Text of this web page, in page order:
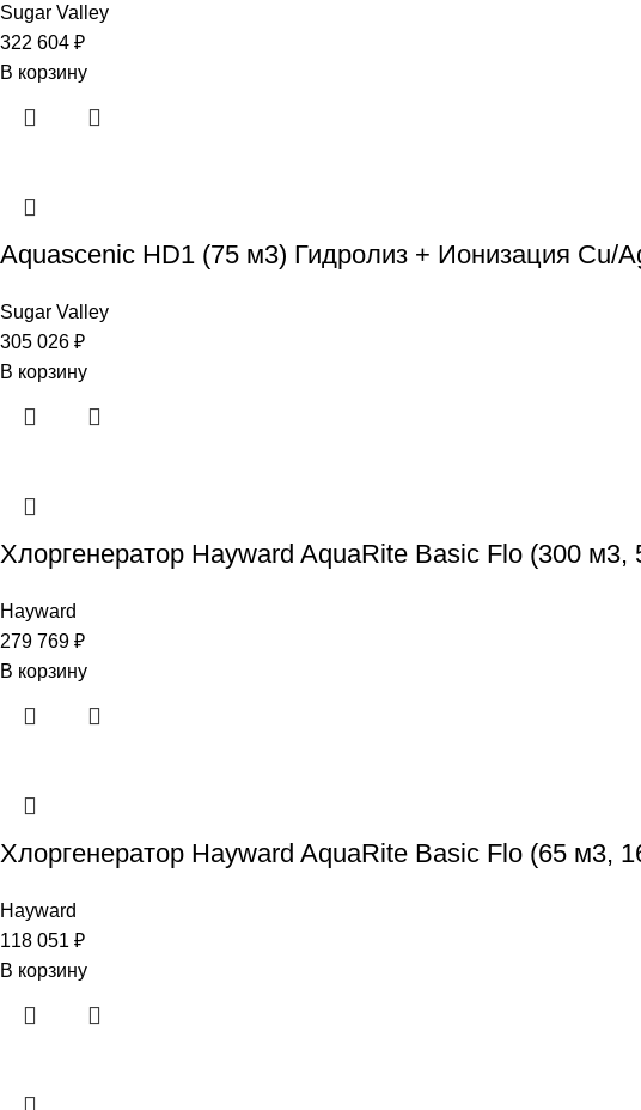
Sugar Valley
322 604 ₽
В корзину
Aquascenic HD1 (75 м3) Гидролиз + Ионизация Cu/
Sugar Valley
305 026 ₽
В корзину
Хлоргенератор Hayward AquaRite Basic Flo (300 м3,
Hayward
279 769 ₽
В корзину
Хлоргенератор Hayward AquaRite Basic Flo (65 м3,
Hayward
118 051 ₽
В корзину